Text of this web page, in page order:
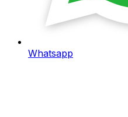
Whatsapp